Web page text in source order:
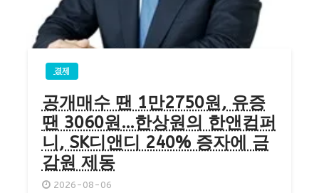
경제
공개매수 땐 1만2750원, 유증
땐 3060원…한상원의 한앤컴퍼
니, SK디앤디 240% 증자에 금
감원 제동
2026-08-06